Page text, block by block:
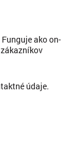
ako on-
údaje.